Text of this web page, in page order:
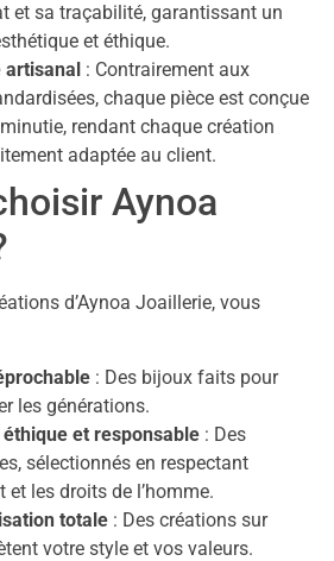
et sa traçabilité, garantissant un
et éthique.
: Contrairement aux
chaque pièce est conçue
rendant chaque création
adaptée au client.
Aynoa
d’Aynoa Joaillerie, vous
: Des bijoux faits pour
les générations.
et responsable : Des
sélectionnés en respectant
et les droits de l’homme.
totale : Des créations sur
votre style et vos valeurs.